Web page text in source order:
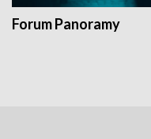
Forum Panoramy